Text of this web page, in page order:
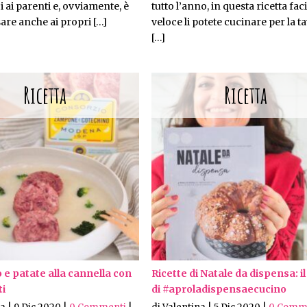
ai parenti e, ovviamente, è
anche ai propri […]
tutto l’anno, in questa ricetta
veloce li potete cucinare per la
[…]
e patate alla cannella con
Ricette di Natale da dispensa:
di #aproladispensaecucino